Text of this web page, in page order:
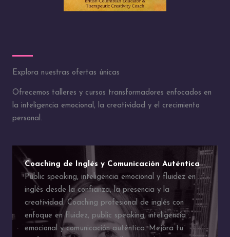
Explora nuestras ofertas únicas
Ofrecemos talleres y cursos transformadores enfocados en
la inteligencia emocional, la creatividad y el crecimiento
personal.
Coaching de Inglés y Comunicación Auténtica
Public speaking, inteligencia emocional y fluidez en
inglés desde la confianza, la presencia y la
creatividad. Coaching profesional de inglés con
enfoque en fluidez, public speaking, inteligencia
emocional y comunicación auténtica. Mejora tu